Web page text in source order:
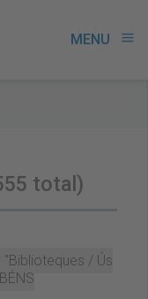
MENU menu
total)
/ Ús